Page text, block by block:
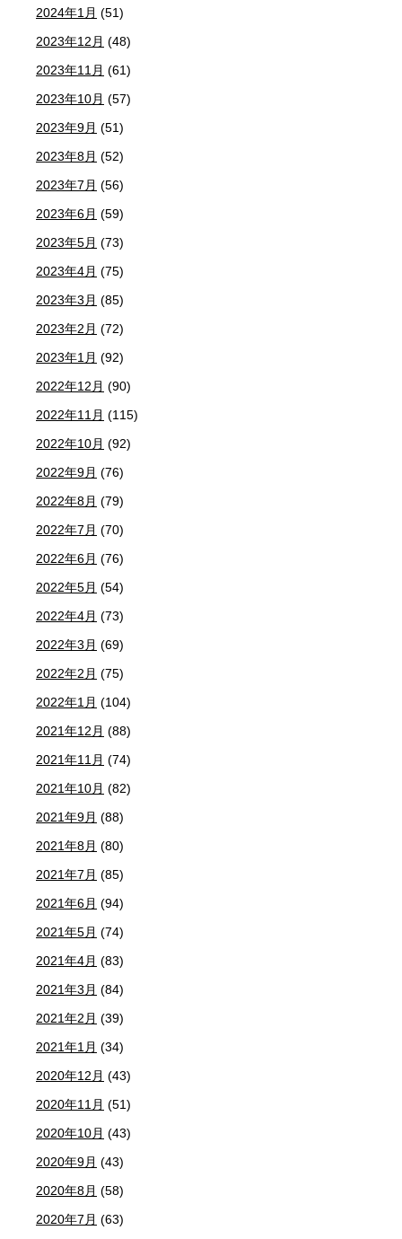
2024年1月 (51)
2023年12月 (48)
2023年11月 (61)
2023年10月 (57)
2023年9月 (51)
2023年8月 (52)
2023年7月 (56)
2023年6月 (59)
2023年5月 (73)
2023年4月 (75)
2023年3月 (85)
2023年2月 (72)
2023年1月 (92)
2022年12月 (90)
2022年11月 (115)
2022年10月 (92)
2022年9月 (76)
2022年8月 (79)
2022年7月 (70)
2022年6月 (76)
2022年5月 (54)
2022年4月 (73)
2022年3月 (69)
2022年2月 (75)
2022年1月 (104)
2021年12月 (88)
2021年11月 (74)
2021年10月 (82)
2021年9月 (88)
2021年8月 (80)
2021年7月 (85)
2021年6月 (94)
2021年5月 (74)
2021年4月 (83)
2021年3月 (84)
2021年2月 (39)
2021年1月 (34)
2020年12月 (43)
2020年11月 (51)
2020年10月 (43)
2020年9月 (43)
2020年8月 (58)
2020年7月 (63)